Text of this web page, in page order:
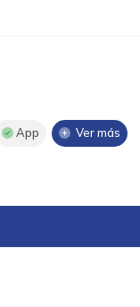
App Ver más